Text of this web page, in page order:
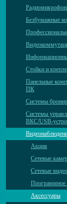
Безбумажные
Стойки и
Панельные
ПК
Системы
Системы
ВКС/USB-
Акция
Сетевые
Сетевые
Программное
Аксессуары